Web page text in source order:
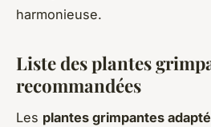
harmonieuse.
Liste des plantes
recommandées
Les plantes grimpantes